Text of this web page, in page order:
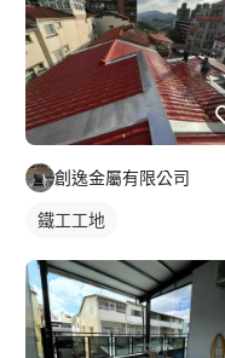
創逸金屬有限公司
鐵工工地